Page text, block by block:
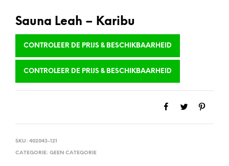
Sauna Leah – Karibu
CONTROLEER DE PRIJS & BESCHIKBAARHEID
CONTROLEER DE PRIJS & BESCHIKBAARHEID
SKU: 402043-121
CATEGORIE: GEEN CATEGORIE